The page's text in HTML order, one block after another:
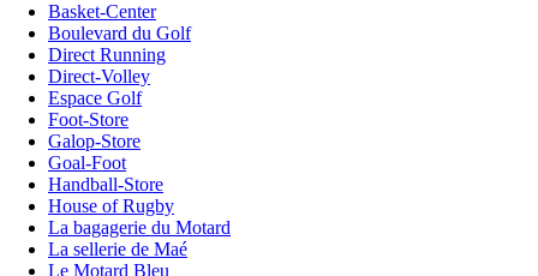
Basket-Center
Boulevard du Golf
Direct Running
Direct-Volley
Espace Golf
Foot-Store
Galop-Store
Goal-Foot
Handball-Store
House of Rugby
La bagagerie du Motard
La sellerie de Maé
Le Motard Bleu